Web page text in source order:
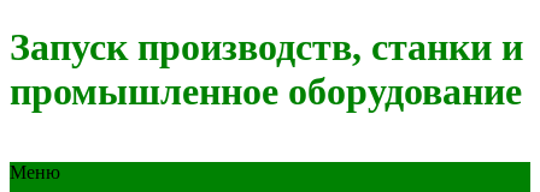
Запуск производств, станки и
промышленное оборудование
Меню